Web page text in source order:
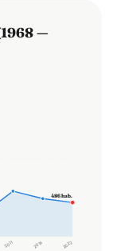
—
2011 2016 2022
486 hab.